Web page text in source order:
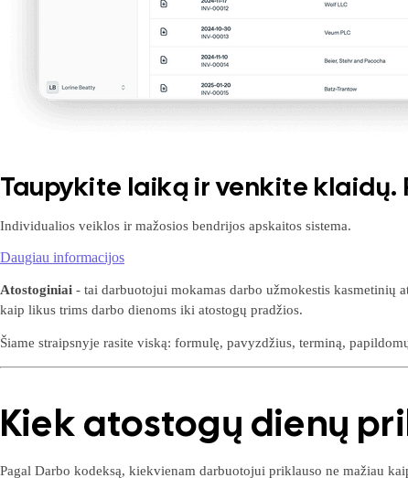
Taupykite laiką ir venkite klaidų.
Individualios veiklos ir mažosios bendrijos apskaitos sistema.
Daugiau informacijos
Atostoginiai - tai darbuotojui mokamas darbo užmokestis kasmetinių
kaip likus trims darbo dienoms iki atostogų pradžios.
Šiame straipsnyje rasite viską: formulę, pavyzdžius, terminą,
Kiek atostogų dienų
Pagal Darbo kodeksą, kiekvienam darbuotojui priklauso ne mažiau